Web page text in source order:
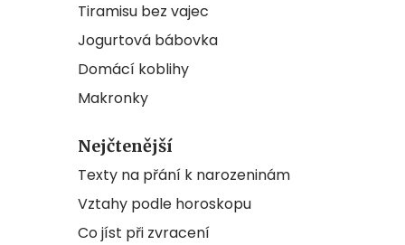
Tiramisu bez vajec
Jogurtová bábovka
Domácí koblihy
Makronky
Nejčtenější
Texty na přání k narozeninám
Vztahy podle horoskopu
Co jíst při zvracení